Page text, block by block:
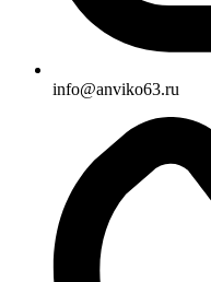
info@anviko63.ru